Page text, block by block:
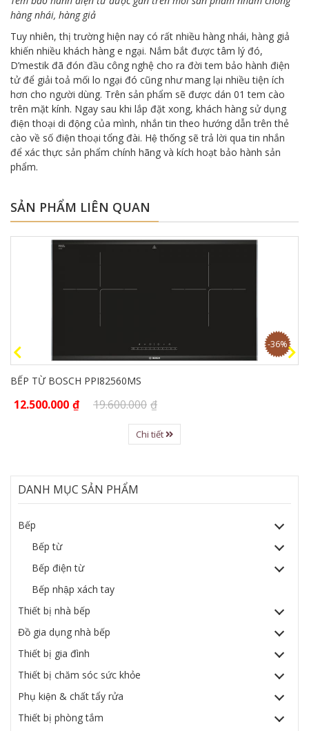
hàng nhái, hàng giả
Tuy nhiên, thị trường hiện nay có rất nhiều hàng nhái, hàng giả
khiến nhiều khách hàng e ngại. Nắm bắt được tâm lý đó,
D’mestik đã đón đầu công nghệ cho ra đời tem bảo hành điện
tử để giải toả mối lo ngại đó cũng như mang lại nhiều tiện ích
hơn cho người dùng. Trên sản phẩm sẽ được dán 01 tem cào
trên mặt kính. Ngay sau khi lắp đặt xong, khách hàng sử dụng
điện thoại di động của mình, nhắn tin theo hướng dẫn trên thẻ
cào về số điện thoại tổng đài. Hệ thống sẽ trả lời qua tin nhắn
để xác thực sản phẩm chính hãng và kích hoạt bảo hành sản
phẩm.
SẢN PHẨM LIÊN QUAN
-36%
BẾP TỪ BOSCH PPI82560MS
12.500.000 ₫ 19.600.000 ₫
Chi tiết
DANH MỤC SẢN PHẨM
Bếp
Bếp từ
Bếp điện từ
Bếp nhập xách tay
Thiết bị nhà bếp
Đồ gia dụng nhà bếp
Thiết bị gia đình
Thiết bị chăm sóc sức khỏe
Phụ kiện & chất tẩy rửa
Thiết bị phòng tắm